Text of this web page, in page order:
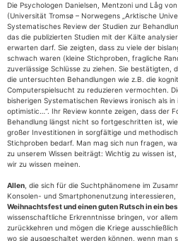
Die Psychologen Danielsen, Mentzoni und Låg
(Universität Tromsø – Norwegens „Arktische
Systematisches Review der Studien zur
das die publizierten Studien mit der Kälte
erwarten darf. Sie zeigten, dass zu viele der
schwach waren (kleine Stichproben, fragliche
zuverlässige Schlüsse zu ziehen. Sie bestätigten,
die untersuchten Behandlungen wie z.B. die
Computerspielsucht zu reduzieren vermochten.
bisherigen Systematischen Reviews ironisch als
optimistic…“. Ihr Review konnte zeigen, dass der
Behandlung längst nicht so fortgeschritten ist,
großer Investitionen in sorgfältige und
Stichproben bedarf. Man mag sich nun fragen,
zu unserem Wissen beiträgt: Wichtig zu wissen
wir zu wissen meinen.
Allen , die sich für die Suchtphänomene im
Konsolen- und Smartphonenutzung interessieren,
Weihnachtsfest und einen guten Rutsch in ein
wissenschaftliche Erkrenntnisse bringen, vor
zurückkehren und mögen die Kriege
wo sie ausgeschaltet werden können, wenn man